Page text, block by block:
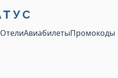
ОтелиАвиабилетыПромокоды